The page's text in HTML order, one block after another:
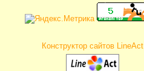
Конструктор сайтов LineAct